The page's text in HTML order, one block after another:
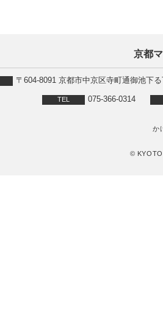
京都
〒604-8091 京都市中京区寺町通御池下
TEL 075-366-0314
か
©